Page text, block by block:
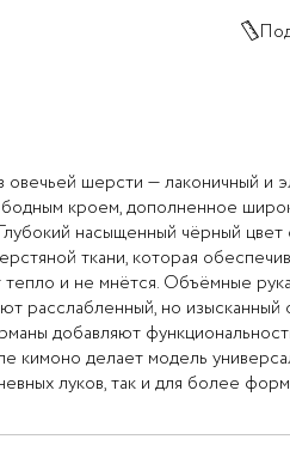
шерсти — лаконичный и
кроем, дополненное
насыщенный чёрный цвет
ткани, которая
и не мнётся. Объёмные
расслабленный, но изысканный
добавляют
кимоно делает модель
луков, так и для более